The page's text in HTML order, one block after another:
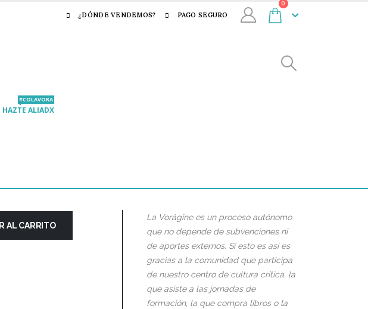
¿DÓNDE VENDEMOS? PAGO SEGURO
0
HAZTE ALIADX
#COLAVORA
AL CARRITO
La Vorágine es un proceso autónomo
que no depende de subvenciones ni
de aportes externos. Si esto es así es
gracias a la comunidad que participa
de nuestro centro de cultura crítica, la
que asiste a las jornadas de
formación, la que compra libros o la